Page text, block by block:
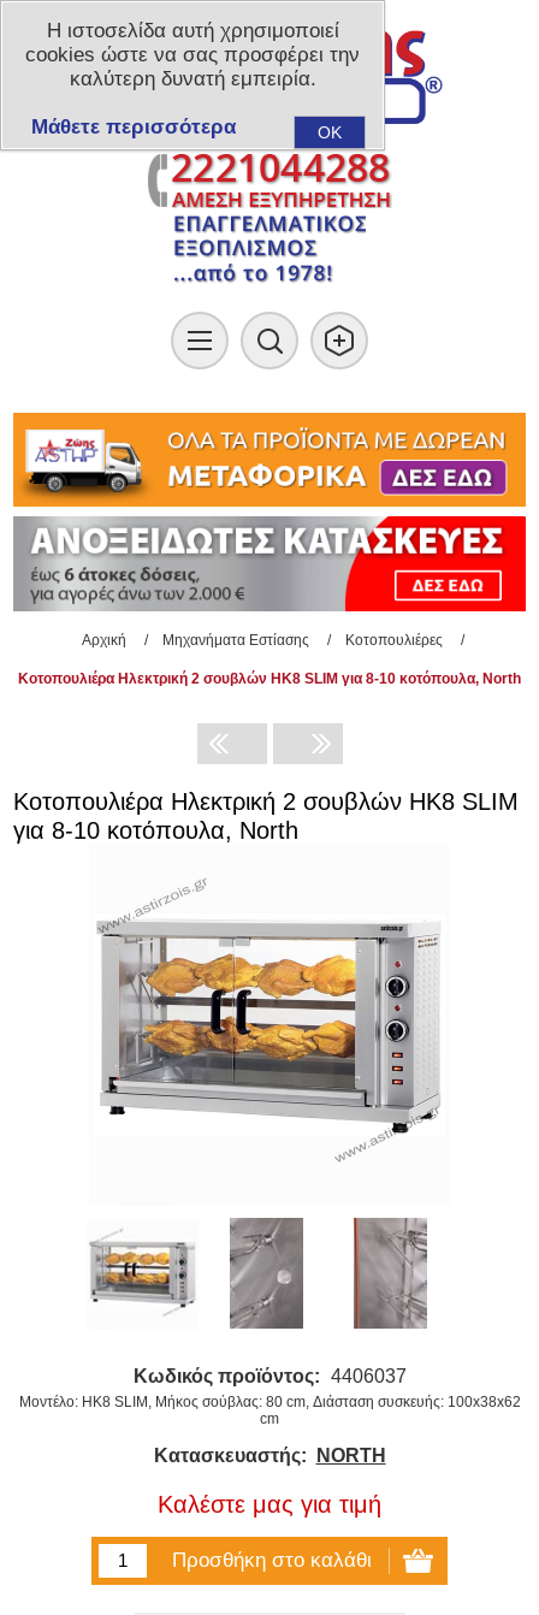
Αρχική / Μηχανήματα Εστίασης / Κοτοπουλιέρες /
Κοτοπουλιέρα Ηλεκτρική 2 σουβλών HK8 SLIM για 8-10 κοτόπουλα, North
Κοτοπουλιέρα Ηλεκτρική 2 σουβλών HK8 SLIM
για 8-10 κοτόπουλα, North
Κωδικός προϊόντος: 4406037
Μοντέλο: HK8 SLIM, Μήκος σούβλας: 80 cm, Διάσταση συσκευής: 100x38x62
cm
Κατασκευαστής: NORTH
Καλέστε μας για τιμή
Η ιστοσελίδα αυτή χρησιμοποιεί
cookies ώστε να σας προσφέρει την
καλύτερη δυνατή εμπειρία.
OK
Μάθετε περισσότερα